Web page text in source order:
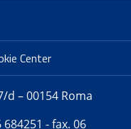
Center
d – 00154 Roma
684251 - fax. 06